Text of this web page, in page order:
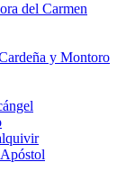
del Carmen
y Montoro